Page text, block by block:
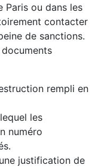
Paris ou dans les
contacter
de sanctions.
rempli en
les
numéro
justification de